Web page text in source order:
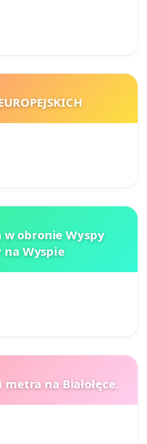
w obronie Wyspy
na Wyspie
na Białołęce.